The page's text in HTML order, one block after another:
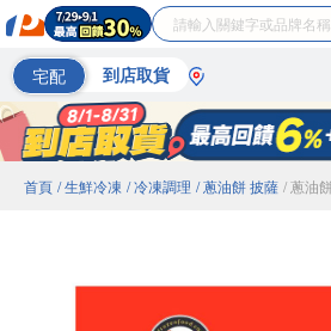
宅配 到店取貨
首頁 / 生鮮冷凍 / 冷凍調理 / 蔥油餅 披薩 / 蔥油